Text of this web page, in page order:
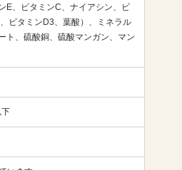
E、ビタミンC、ナイアシン、ビ
ビタミンD3、葉酸）、ミネラル
ト、硫酸銅、硫酸マンガン、マン